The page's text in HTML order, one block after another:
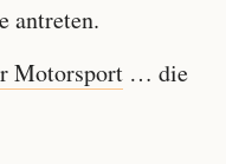
antreten.
Motorsport… die